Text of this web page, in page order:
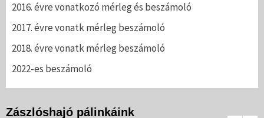
2016. évre vonatkozó mérleg és beszámoló
2017. évre vonatk mérleg beszámoló
2018. évre vonatk mérleg beszámoló
2022-es beszámoló
Zászlóshajó pálinkáink